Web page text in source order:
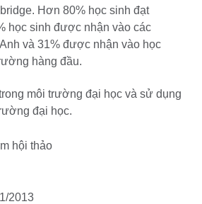
Hơn 80% học sinh đạt
học sinh được nhận vào các
và 31% được nhận vào học
hàng đầu.
môi trường đại học và sử dụng
đại học.
hội thảo
2013